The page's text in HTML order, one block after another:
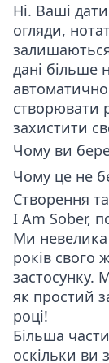
Ні. Ваші дати
огляди,
дані більше
створювати
захистити
Чому ви
Чому це не
Створення
I Am Sober,
Ми невелика
років свого
застосунку.
як простий
році!
Більша
оскільки ви